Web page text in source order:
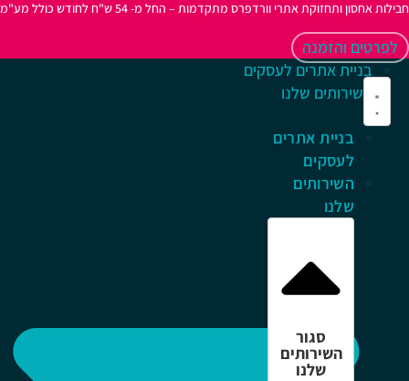
אחסון ותחזוקת אתרי וורדפרס מתקדמות – החל מ- 54 ש"ח לחודש כולל מע"מ
לפרטים והזמנה
בניית אתרים
לעסקים
השירותים
שלנו
סגור
השירותים
שלנו
בניית אתרים לעסקים
השירותים שלנו